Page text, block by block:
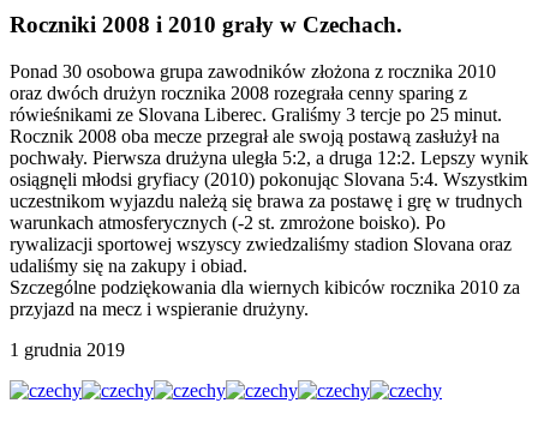
Roczniki 2008 i 2010 grały w Czechach.
Ponad 30 osobowa grupa zawodników złożona z rocznika 2010
oraz dwóch drużyn rocznika 2008 rozegrała cenny sparing z
rówieśnikami ze Slovana Liberec. Graliśmy 3 tercje po 25 minut.
Rocznik 2008 oba mecze przegrał ale swoją postawą zasłużył na
pochwały. Pierwsza drużyna uległa 5:2, a druga 12:2. Lepszy wynik
osiągnęli młodsi gryfiacy (2010) pokonując Slovana 5:4. Wszystkim
uczestnikom wyjazdu należą się brawa za postawę i grę w trudnych
warunkach atmosferycznych (-2 st. zmrożone boisko). Po
rywalizacji sportowej wszyscy zwiedzaliśmy stadion Slovana oraz
udaliśmy się na zakupy i obiad.
Szczególne podziękowania dla wiernych kibiców rocznika 2010 za
przyjazd na mecz i wspieranie drużyny.
1 grudnia 2019